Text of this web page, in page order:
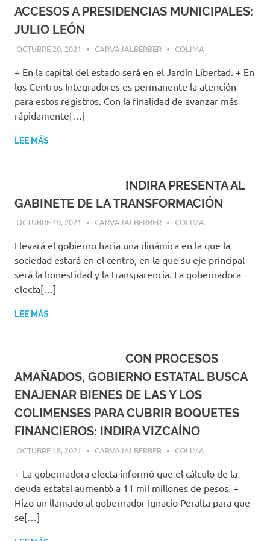
ACCESOS A PRESIDENCIAS MUNICIPALES:
JULIO LEÓN
OCTUBRE 20, 2021 CARVAJALBERBER COLIMA
+ En la capital del estado será en el Jardín Libertad. + En
los Centros Integradores es permanente la atención
para estos registros. Con la finalidad de avanzar más
rápidamente[…]
LEE MÁS
INDIRA PRESENTA AL
GABINETE DE LA TRANSFORMACIÓN
OCTUBRE 19, 2021 CARVAJALBERBER COLIMA
Llevará el gobierno hacia una dinámica en la que la
sociedad estará en el centro, en la que su eje principal
será la honestidad y la transparencia. La gobernadora
electa[…]
LEE MÁS
CON PROCESOS
AMAÑADOS, GOBIERNO ESTATAL BUSCA
ENAJENAR BIENES DE LAS Y LOS
COLIMENSES PARA CUBRIR BOQUETES
FINANCIEROS: INDIRA VIZCAÍNO
OCTUBRE 18, 2021 CARVAJALBERBER COLIMA
+ La gobernadora electa informó que el cálculo de la
deuda estatal aumentó a 11 mil millones de pesos. +
Hizo un llamado al gobernador Ignacio Peralta para que
se[…]